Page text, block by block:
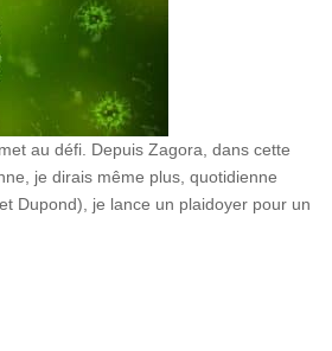
au défi. Depuis Zagora, dans cette
je dirais même plus, quotidienne
Dupond), je lance un plaidoyer pour un